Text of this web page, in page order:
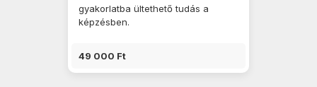
gyakorlatba ültethető tudás a
képzésben.
49 000 Ft